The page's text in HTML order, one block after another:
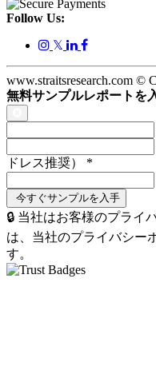
Follow Us:
𝕏
www.straitsresearch.com ©
無料サンプルレポートを
ドレス推奨） *
🔒 当社はお客様のプライ
は、当社のプライバシー
す。